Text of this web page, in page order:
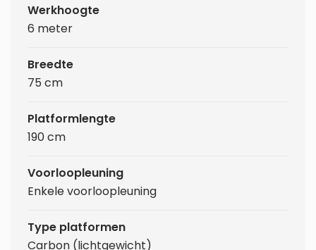
Werkhoogte
6 meter
Breedte
75 cm
Platformlengte
190 cm
Voorloopleuning
Enkele voorloopleuning
Type platformen
Carbon (lichtgewicht)